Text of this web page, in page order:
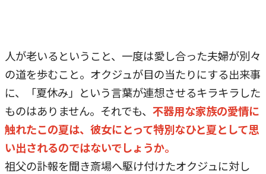
人が老いるということ、一度は愛し合った夫婦が別々
の道を歩むこと。オクジュが目の当たりにする出来事
に、「夏休み」という言葉が連想させるキラキラした
ものはありません。それでも、 不器用な家族の愛情に
触れたこの夏は、彼女にとって特別なひと夏として思
い出されるのではないでしょうか。
祖父の訃報を聞き斎場へ駆け付けたオクジュに対し